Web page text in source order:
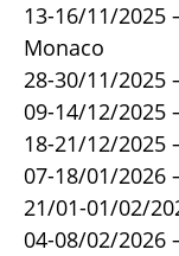
13-16/11/2025
Monaco
28-30/11/2025
09-14/12/2025
18-21/12/2025
07-18/01/2026
21/01-01/02/
04-08/02/2026